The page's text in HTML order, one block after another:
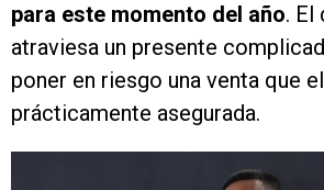
para este momento del año. El
atraviesa un presente
poner en riesgo una venta que
prácticamente asegurada.